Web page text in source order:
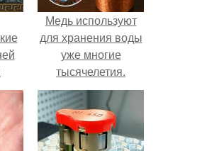
Медь используют
для хранения воды
уже многие
тысячелетия.